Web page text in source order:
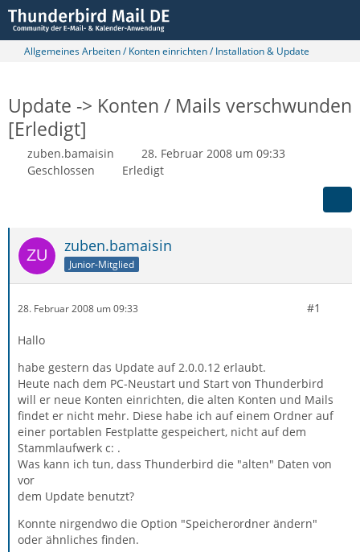
Allgemeines Arbeiten / Konten einrichten / Installation & Update
Update -> Konten / Mails verschwunden
[Erledigt]
zuben.bamaisin
28. Februar 2008 um 09:33
Geschlossen
Erledigt
zuben.bamaisin
Junior-Mitglied
28. Februar 2008 um 09:33 #1
Hallo
habe gestern das Update auf 2.0.0.12 erlaubt.
Heute nach dem PC-Neustart und Start von Thunderbird
will er neue Konten einrichten, die alten Konten und Mails
findet er nicht mehr. Diese habe ich auf einem Ordner auf
einer portablen Festplatte gespeichert, nicht auf dem
Stammlaufwerk c: .
Was kann ich tun, dass Thunderbird die "alten" Daten von
vor
dem Update benutzt?
Konnte nirgendwo die Option "Speicherordner ändern"
oder ähnliches finden.